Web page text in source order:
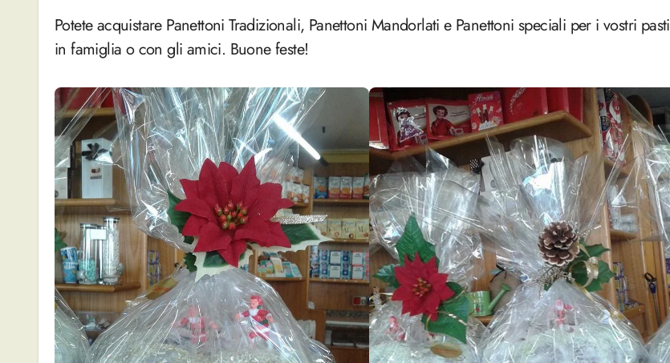
Potete acquistare Panettoni Tradizionali, Panettoni Mandorlati e Panettoni speciali per i vostri pasti
in famiglia o con gli amici. Buone feste!